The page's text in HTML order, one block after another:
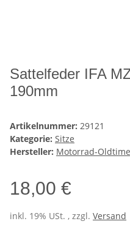
Sattelfeder IFA
190mm
Artikelnummer: 29121
Kategorie: Sitze
Hersteller: Motorrad-
18,00 €
inkl. 19% USt. , zzgl. Versand